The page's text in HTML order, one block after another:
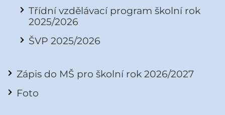
Třídní vzdělávací program školní rok
2025/2026
ŠVP 2025/2026
Zápis do MŠ pro školní rok 2026/2027
Foto